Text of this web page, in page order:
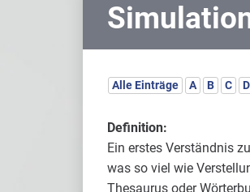
Alle Einträge A B C D
Definition:
Ein erstes Verständnis
was so viel wie
Thesaurus oder